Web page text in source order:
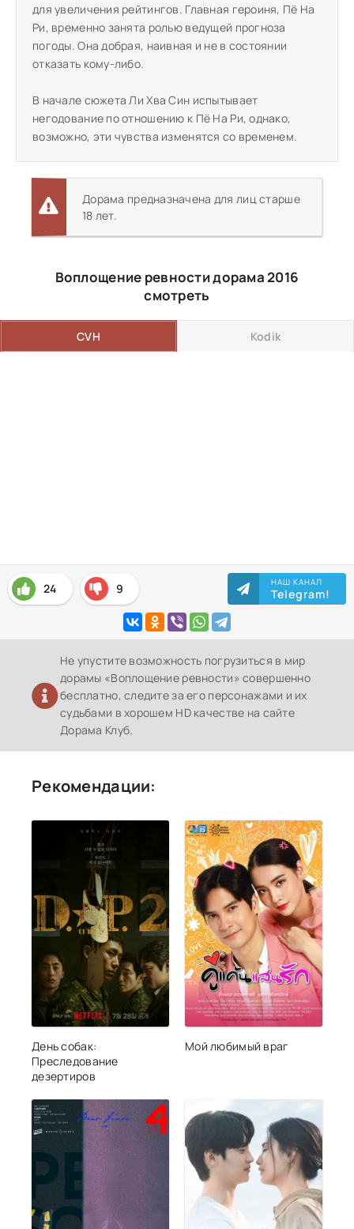
для увеличения рейтингов. Главная героиня, Пё На
Ри, временно занята ролью ведущей прогноза
погоды. Она добрая, наивная и не в состоянии
отказать кому-либо.
В начале сюжета Ли Хва Син испытывает
негодование по отношению к Пё На Ри, однако,
возможно, эти чувства изменятся со временем.
Дорама предназначена для лиц старше
18 лет.
Воплощение ревности дорама 2016
смотреть
CVH Kodik
24 9 НАШ КАНАЛ
Telegram!
Не упустите возможность погрузиться в мир
дорамы «Воплощение ревности» совершенно
бесплатно, следите за его персонажами и их
судьбами в хорошем HD качестве на сайте
Дорама Клуб.
Рекомендации:
День собак:
Преследование
дезертиров
Мой любимый враг